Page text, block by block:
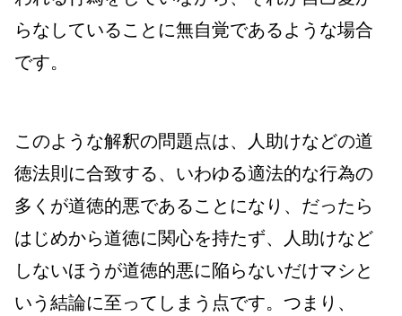
らなしていることに無自覚であるような場合
です。
このような解釈の問題点は、人助けなどの道
徳法則に合致する、いわゆる適法的な行為の
多くが道徳的悪であることになり、だったら
はじめから道徳に関心を持たず、人助けなど
しないほうが道徳的悪に陥らないだけマシと
いう結論に至ってしまう点です。つまり、